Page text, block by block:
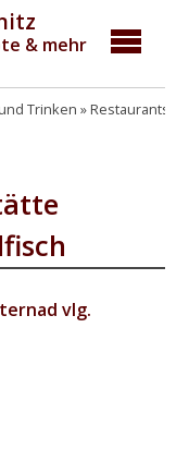
& mehr
Trinken Restaurants,
vlg.